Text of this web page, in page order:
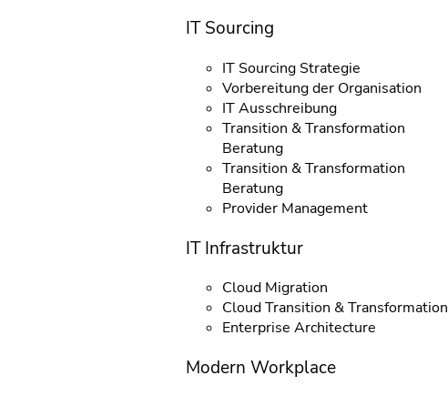
IT Sourcing
IT Sourcing Strategie
Vorbereitung der Organisation
IT Ausschreibung
Transition & Transformation
Beratung
Transition & Transformation
Beratung
Provider Management
IT Infrastruktur
Cloud Migration
Cloud Transition & Transformation
Enterprise Architecture
Modern Workplace